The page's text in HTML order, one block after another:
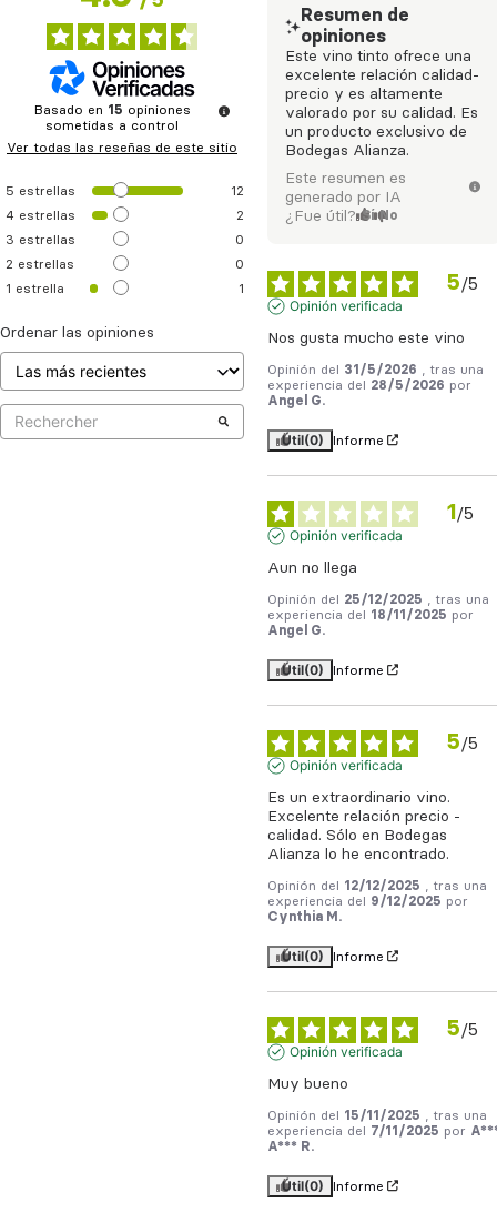
Basado en 15 opiniones
sometidas a control
Ver todas las reseñas de este sitio
5 estrellas
12
4 estrellas
2
3 estrellas
0
2 estrellas
0
1 estrella 1
Ordenar las opiniones
Resumen de
opiniones
Este vino tinto ofrece una
excelente relación calidad-
precio y es altamente
valorado por su calidad. Es
un producto exclusivo de
Bodegas Alianza.
Este resumen es
generado por IA
¿Fue útil? Sí No
5/5
Opinión verificada
Nos gusta mucho este vino
Opinión del 31/5/2026
, tras una
experiencia del 28/5/2026 por
Angel G.
Útil(0) Informe
1 /5
Opinión verificada
Aun no llega
Opinión del 25/12/2025
, tras una
experiencia del 18/11/2025 por
Angel G.
Útil(0) Informe
5/5
Opinión verificada
Es un extraordinario vino.
Excelente relación precio -
calidad. Sólo en Bodegas
Alianza lo he encontrado.
Opinión del 12/12/2025
, tras una
experiencia del 9/12/2025 por
Cynthia M.
Útil(0) Informe
5/5
Opinión verificada
Muy bueno
Opinión del 15/11/2025
, tras una
experiencia del 7/11/2025 por
A*** R.
Útil(0) Informe